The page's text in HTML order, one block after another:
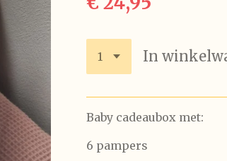
In
Baby cadeaubox met:
6 pampers